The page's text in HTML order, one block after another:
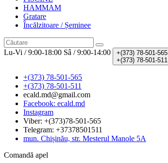
HAMMAM
Gratare
Încălzitoare / Șeminee
Lu-Vi / 9:00-18:00 Sâ / 9:00-14:00 +(373) 78-501-565
+(373) 78-501-511
+(373) 78-501-565
+(373) 78-501-511
ecald.md@gmail.com
Facebook: ecald.md
Instagram
Viber: +(373)78-501-565
Telegram: +37378501511
mun. Chișinău, str. Mesterul Manole 5A
Comandă apel